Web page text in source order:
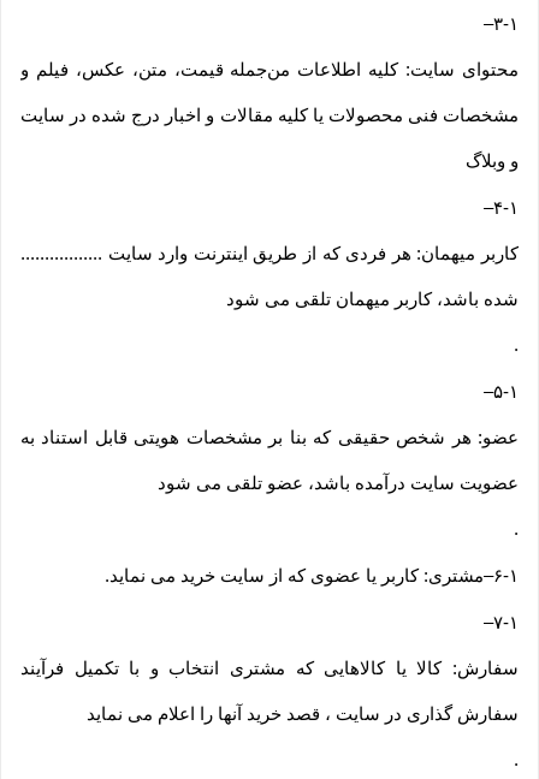
۳-۱–
محتوای سایت: کلیه اطلاعات من‌جمله قیمت، متن، عکس، فیلم و
مشخصات فنی محصولات یا کلیه مقالات و اخبار درج شده در سایت
و وبلاگ
۴-۱–
کاربر میهمان: هر فردی که از طریق اینترنت وارد سایت .................
شده باشد، کاربر میهمان تلقی می شود
.
۵-۱–
عضو: هر شخص حقیقی که بنا بر مشخصات هویتی قابل استناد به
عضویت سایت درآمده باشد، عضو تلقی می شود
.
۶-۱–مشتری: کاربر یا عضوی که از سایت خرید می نماید.
۷-۱–
سفارش: کالا یا کالاهایی که مشتری انتخاب و با تکمیل فرآیند
سفارش گذاری در سایت ، قصد خرید آنها را اعلام می نماید
.